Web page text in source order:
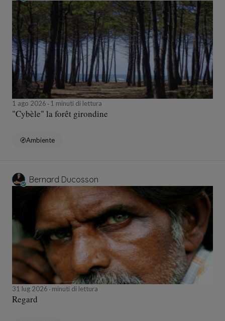
1 ago 2026 1 minuti di lettura
"Cybèle" la forêt girondine
Ambiente
Bernard Ducosson
31 lug 2026 minuti di lettura
Regard